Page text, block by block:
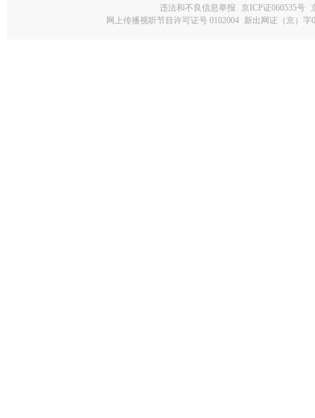
违法和不良信息举报 京ICP证060535号
网上传播视听节目许可证号 0102004 新出网证（京）